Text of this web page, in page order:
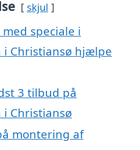
skjul
speciale i
i Christiansø hjælpe
3 tilbud på
Christiansø
montering af